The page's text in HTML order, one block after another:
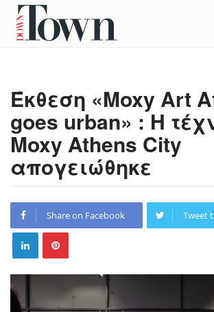
Έκθεση «Moxy Art
goes urban» : Η
Moxy Athens City
απογειώθηκε
Share on Facebook Tweet